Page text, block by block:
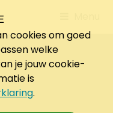
to
cookies om goed
welke
je jouw cookie-
is
.